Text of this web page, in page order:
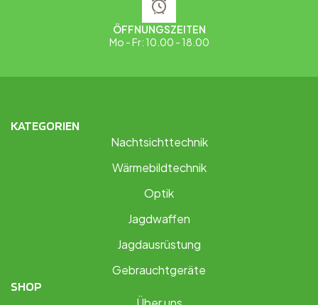
ÖFFNUNGSZEITEN
Mo - Fr: 10.00 - 18.00
KATEGORIEN
Nachtsichttechnik
Wärmebildtechnik
Optik
Jagdwaffen
Jagdausrüstung
Gebrauchtgeräte
SHOP